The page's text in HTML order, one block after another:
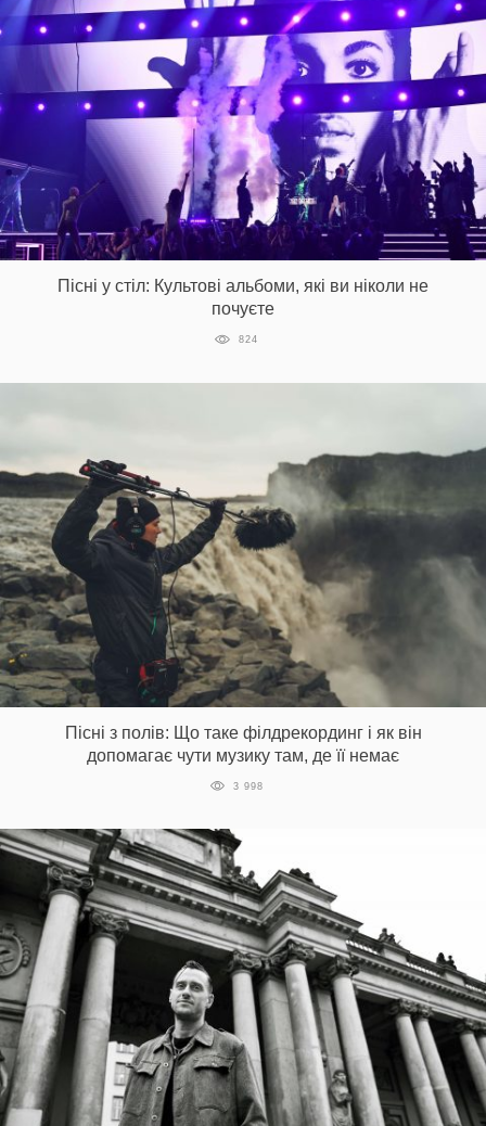
Пісні у стіл: Культові альбоми, які ви ніколи не
почуєте
824
Пісні з полів: Що таке філдрекординг і як він
допомагає чути музику там, де її немає
3 998